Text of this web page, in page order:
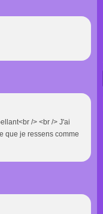
/> <br /> J'ai
que je ressens comme